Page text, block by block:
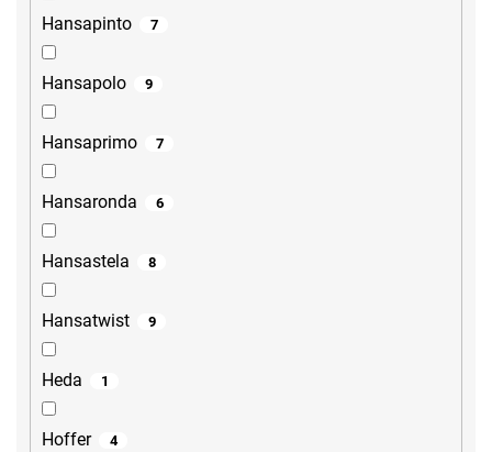
Hansapinto 7
Hansapolo 9
Hansaprimo 7
Hansaronda 6
Hansastela 8
Hansatwist 9
Heda 1
Hoffer 4